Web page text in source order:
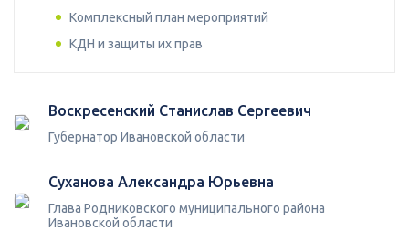
Комплексный план мероприятий
КДН и защиты их прав
Воскресенский Станислав Сергеевич
Губернатор Ивановской области
Суханова Александра Юрьевна
Глава Родниковского муниципального района
Ивановской области